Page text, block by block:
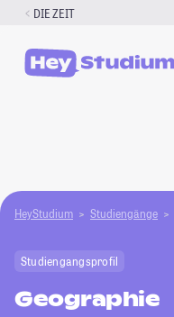
Zum
springen
DIE ZEIT
HeyStudium Studiengänge
Studiengangsprofil
Geographie